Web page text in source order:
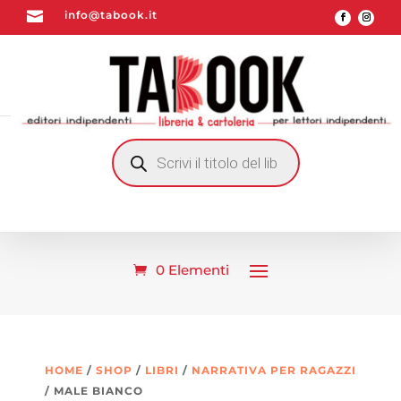
 info@tabook.it
RICERCA
PRODOTTI
0 Elementi
HOME / SHOP / LIBRI / NARRATIVA PER RAGAZZI
/ MALE BIANCO